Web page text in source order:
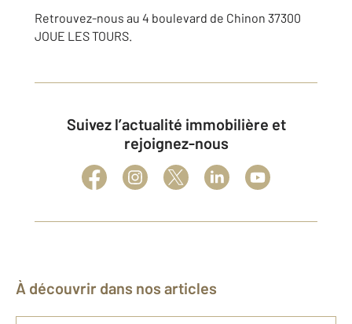
Retrouvez-nous au 4 boulevard de Chinon 37300
JOUE LES TOURS.
Suivez l’actualité immobilière et
rejoignez-nous
À découvrir dans nos articles